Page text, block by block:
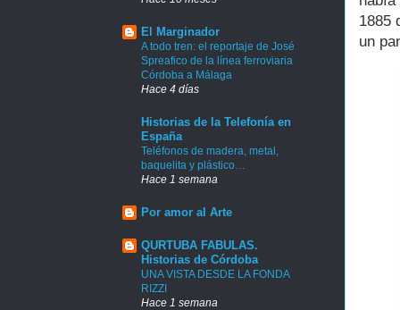
1885
un
El Marginador
A todo tren: el reportaje de José
Spreafico de la línea ferroviaria
Córdoba a Málaga
Hace 4 días
Historias de la Telefonía en
España
Teléfonos de madera, metal,
baquelita y plástico…
Hace 1 semana
Por amor al Arte
QURTUBA FABULAS.
Historias de Córdoba
UNA VISTA DESDE LA FONDA
RIZZI
Hace 1 semana